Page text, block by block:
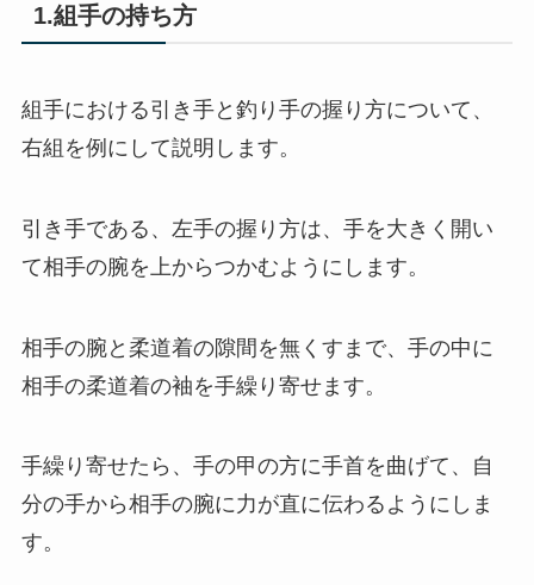
1.組手の持ち方
組手における引き手と釣り手の握り方について、
右組を例にして説明します。
引き手である、左手の握り方は、手を大きく開い
て相手の腕を上からつかむようにします。
相手の腕と柔道着の隙間を無くすまで、手の中に
相手の柔道着の袖を手繰り寄せます。
手繰り寄せたら、手の甲の方に手首を曲げて、自
分の手から相手の腕に力が直に伝わるようにしま
す。